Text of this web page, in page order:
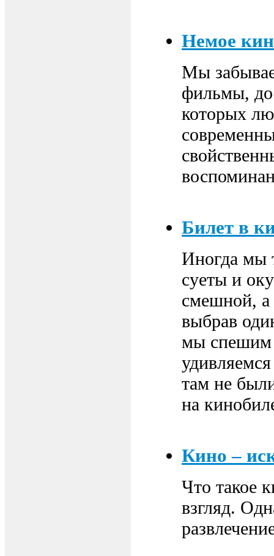
Немое
Мы
фильмы,
которых
Билет в
Иногда мы
суеты и
смешной, а
выбрав
мы спешим
там не
на
Кино –
Что такое
взгляд.